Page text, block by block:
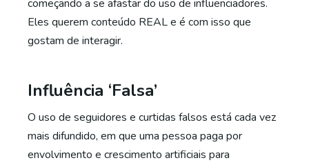
começando a se afastar do uso de influenciadores.
Eles querem conteúdo REAL e é com isso que
gostam de interagir.
Influência ‘Falsa’
O uso de seguidores e curtidas falsos está cada vez
mais difundido, em que uma pessoa paga por
envolvimento e crescimento artificiais para